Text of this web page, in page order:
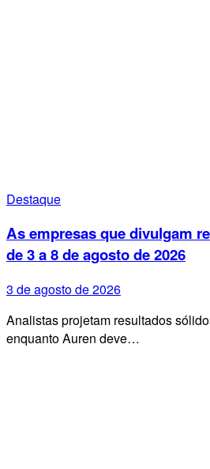
Destaque
As empresas que divulgam
de 3 a 8 de agosto de 2026
3 de agosto de 2026
Analistas projetam resultados
enquanto Auren deve…